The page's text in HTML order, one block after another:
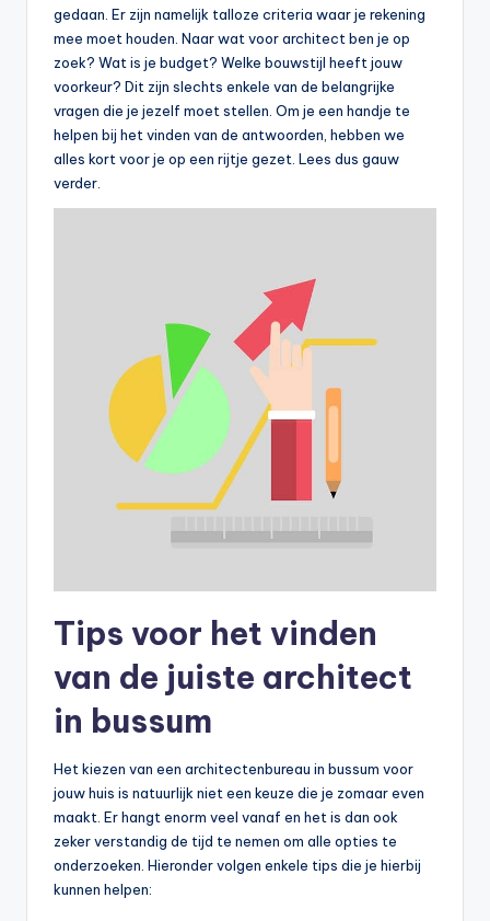
gedaan. Er zijn namelijk talloze criteria waar je rekening
mee moet houden. Naar wat voor architect ben je op
zoek? Wat is je budget? Welke bouwstijl heeft jouw
voorkeur? Dit zijn slechts enkele van de belangrijke
vragen die je jezelf moet stellen. Om je een handje te
helpen bij het vinden van de antwoorden, hebben we
alles kort voor je op een rijtje gezet. Lees dus gauw
verder.
Tips voor het vinden
van de juiste architect
in bussum
Het kiezen van een architectenbureau in bussum voor
jouw huis is natuurlijk niet een keuze die je zomaar even
maakt. Er hangt enorm veel vanaf en het is dan ook
zeker verstandig de tijd te nemen om alle opties te
onderzoeken. Hieronder volgen enkele tips die je hierbij
kunnen helpen: